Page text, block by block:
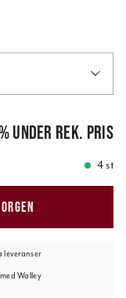
krunder rek. pris
4 st
leveranser
Walley